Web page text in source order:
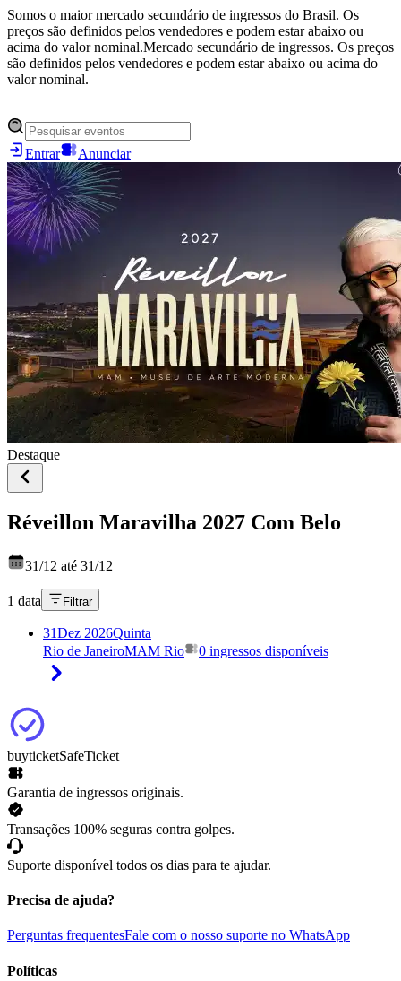
Somos o maior mercado secundário de ingressos do Brasil. Os
preços são definidos pelos vendedores e podem estar abaixo ou
acima do valor nominal.Mercado secundário de ingressos. Os preços
são definidos pelos vendedores e podem estar abaixo ou acima do
valor nominal.
Entrar Anunciar
Destaque
Réveillon Maravilha 2027 Com Belo
31/12 até 31/12
1 data Filtrar
31Dez 2026Quinta
Rio de JaneiroMAM Rio 0 ingressos disponíveis
buyticketSafeTicket
Garantia de ingressos originais.
Transações 100% seguras contra golpes.
Suporte disponível todos os dias para te ajudar.
Precisa de ajuda?
Perguntas frequentesFale com o nosso suporte no WhatsApp
Políticas